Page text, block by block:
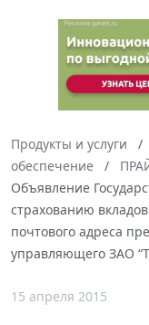
Продукты и услуги
обеспечение
Объявление
страхованию
почтового адреса
управляющего ЗАО
15 апреля 2015